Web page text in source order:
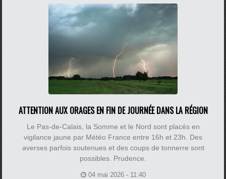
ATTENTION AUX ORAGES EN FIN DE JOURNÉE DANS LA RÉGION
Le Pas-de-Calais, la Somme et le Nord sont placés en
vigilance jaune par Météo France entre 16h et 23h. Des
averses parfois soutenues et des coups de tonnerre sont
possibles. Prudence.
04 mai 2026 - 11:40